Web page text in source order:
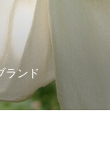
ランド